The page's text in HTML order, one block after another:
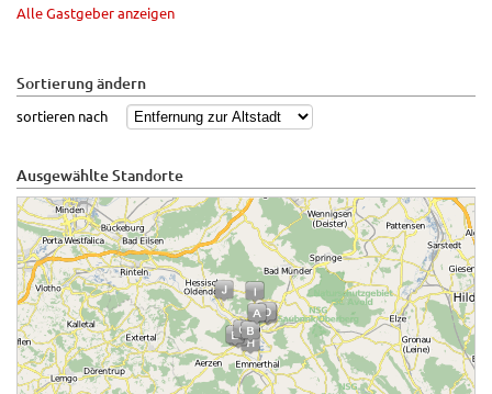
Alle Gastgeber anzeigen
Sortierung ändern
sortieren nach
Ausgewählte Standorte